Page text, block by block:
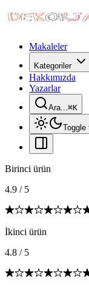
Makaleler
Kategoriler
Hakkımızda
Yazarlar
Ara...⌘K
Toggle
Birinci ürün
4.9 / 5
İkinci ürün
4.8 / 5